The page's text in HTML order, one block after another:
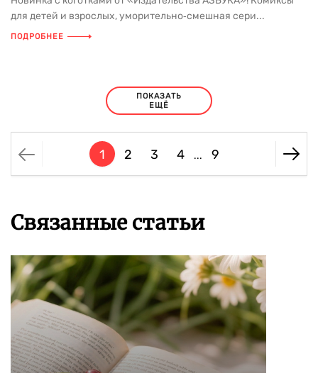
для детей и взрослых, уморительно‑смешная сери...
ПОДРОБНЕЕ
ПОКАЗАТЬ
ЕЩЁ
1 2 3 4 ... 9
Связанные статьи